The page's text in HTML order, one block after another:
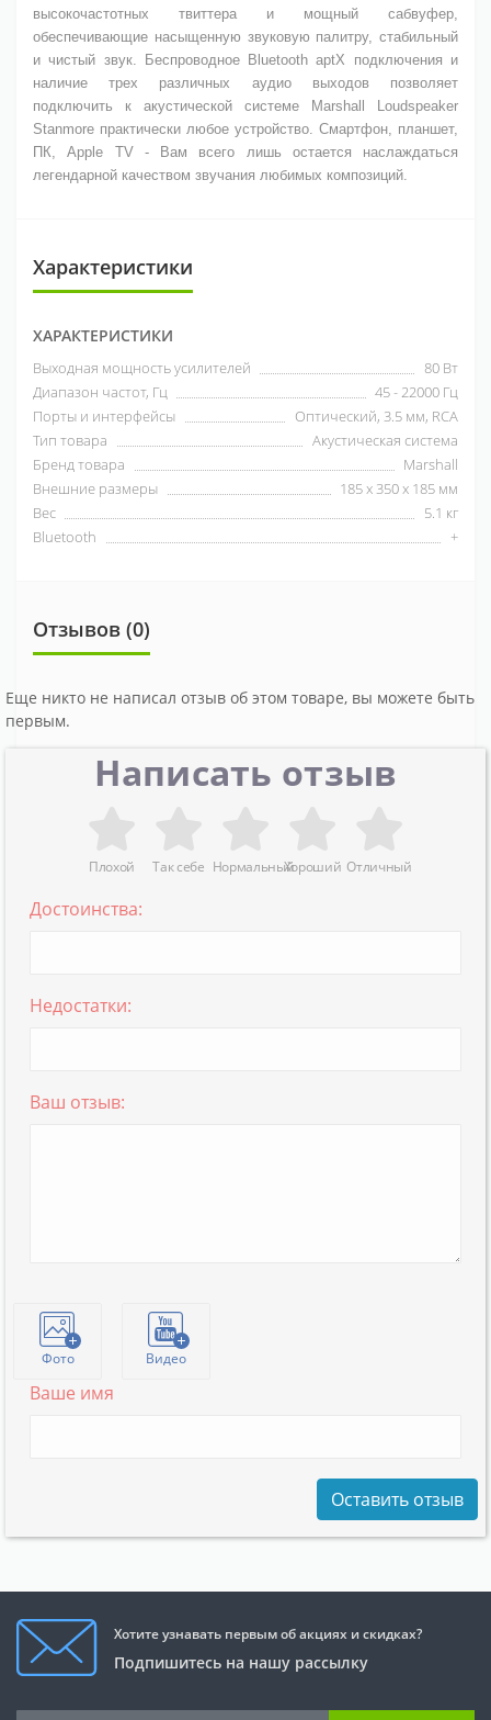
высокочастотных твиттера и мощный сабвуфер,
обеспечивающие насыщенную звуковую палитру, стабильный
и чистый звук. Беспроводное Bluetooth aptX подключения и
наличие трех различных аудио выходов позволяет
подключить к акустической системе Marshall Loudspeaker
Stanmore практически любое устройство. Смартфон, планшет,
ПК, Apple TV - Вам всего лишь остается наслаждаться
легендарной качеством звучания любимых композиций.
Характеристики
ХАРАКТЕРИСТИКИ
Выходная мощность усилителей
80 Вт
Диапазон частот, Гц
45 - 22000 Гц
Порты и интерфейсы
Оптический, 3.5 мм, RCA
Тип товара
Акустическая система
Бренд товара
Marshall
Внешние размеры
185 х 350 х 185 мм
Вес
5.1 кг
Bluetooth
+
Отзывов (0)
Еще никто не написал отзыв об этом товаре, вы можете быть
первым.
Написать отзыв
Плохой Так себе НормальныйХороший Отличный
Достоинства:
Недостатки:
Ваш отзыв:
Фото Видео
Ваше имя
Оставить отзыв
Хотите узнавать первым об акциях и скидках?
Подпишитесь на нашу рассылку